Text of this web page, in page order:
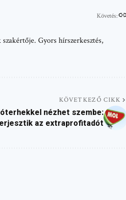
Követés:
Gyors hírszerkesztés,
KÖVETKEZŐ CIKK
nézhet szembe:
az extraprofitadót